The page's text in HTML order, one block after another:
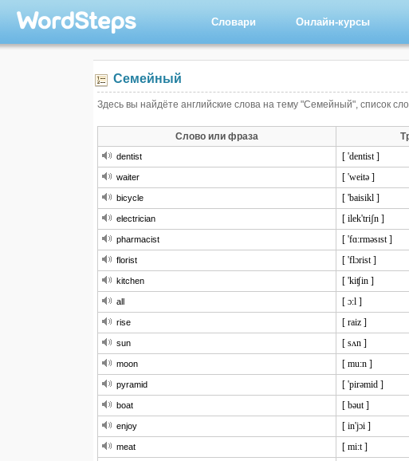
Словари Онлайн-курсы
Семейный
Здесь вы найдёте английские слова на тему "Семейный", список
Слово или фраза
dentist [ 'dentist ]
waiter [ 'weitə ]
bicycle [ 'baisikl ]
electrician [ ilek'triʃn ]
pharmacist [ 'fɑ:rməsɪst ]
florist [ 'flɔrist ]
kitchen [ 'kiʧin ]
all [ ɔ:l ]
rise [ raiz ]
sun [ sʌn ]
moon [ mu:n ]
pyramid [ 'pirəmid ]
boat [ bəut ]
enjoy [ in'jɔi ]
meat [ mi:t ]